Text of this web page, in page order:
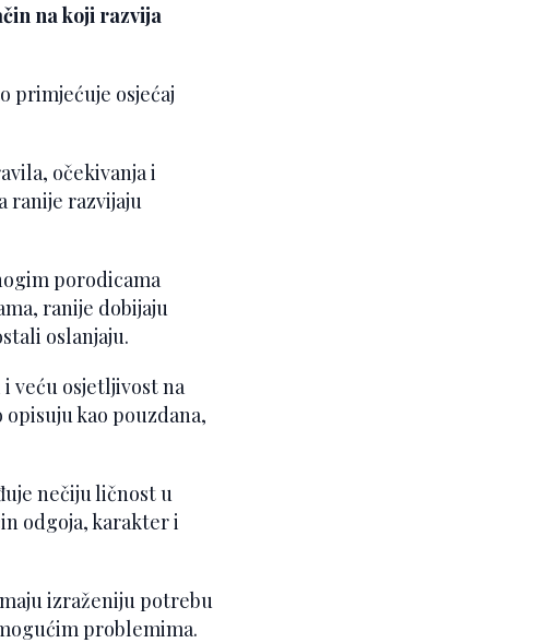
na koji razvija
primjećuje osjećaj
očekivanja i
ranije razvijaju
porodicama
ranije dobijaju
oslanjaju.
veću osjetljivost na
kao pouzdana,
nečiju ličnost u
odgoja, karakter i
izraženiju potrebu
problemima.